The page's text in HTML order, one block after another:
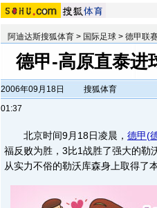
阿迪达斯搜狐体育 > 国际足球 > 德甲联
德甲-高原直泰进
2006年09月18日
01:37
搜狐体育
北京时间9月18日凌晨， 德甲(
福反败为胜，3比1战胜了强大的勒
从实力不俗的勒沃库森身上取得了